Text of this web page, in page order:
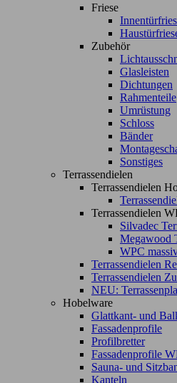
Friese
Zubehör
Glasleisten
Dichtungen
Rahmenteile
Umrüstung
Schloss
Bänder
Sonstiges
Terrassendielen
Terrassendielen
Terrassendielen
Silvadec
Megawood
WPC
Terrassendielen
Terrassendielen
NEU:
Hobelware
Glattkant- und
Fassadenprofile
Profilbretter
Fassadenprofile
Sauna- und
Kanteln